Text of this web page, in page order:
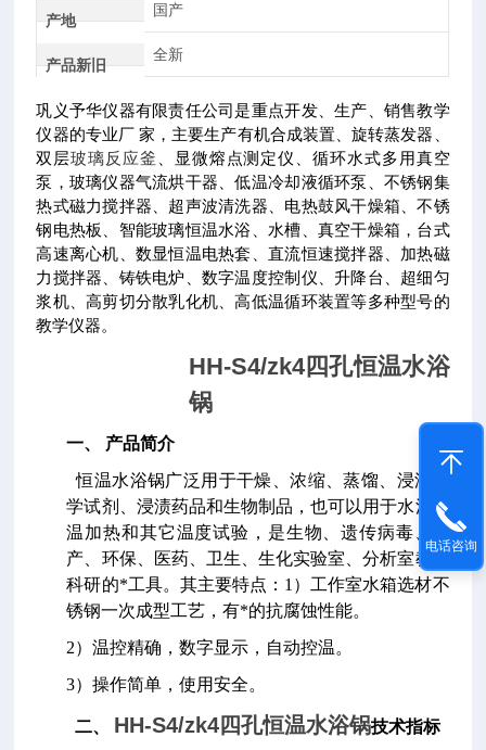
产地
国产
产品新旧
全新
巩义予华仪器有限责任公司是重点开发、生产、销售教学
仪器的专业厂 家，主要生产有机合成装置、旋转蒸发器、
双层玻璃反应釜
、显微熔点测定仪、循环水式多用真空
泵，玻璃仪器气流烘干器、低温冷却液循环泵、不锈钢集
热式磁力搅拌器、超声波清洗器、电热鼓风干燥箱、不锈
钢电热板、智能玻璃恒温水浴、水槽、真空干燥箱，台式
高速离心机、数显恒温电热套、直流恒速搅拌器、加热磁
力搅拌器、铸铁电炉、数字温度控制仪、升降台、超细匀
浆机、高剪切分散乳化机、高低温循环装置等多种型号的
教学仪器。
HH-S4/zk4四孔恒温水浴
锅
一、 产品简介
恒温水浴锅广泛用于干燥、浓缩、蒸馏、浸渍化
学试剂、浸渍药品和生物制品，也可以用于水浴恒
温加热和其它温度试验，是生物、遗传病毒、水
产、环保、医药、卫生、生化实验室、分析室教育
科研的*工具。其主要特点：1）工作室水箱选材不
锈钢一次成型工艺，有*的抗腐蚀性能。
2）温控精确，数字显示，自动控温。
3）操作简单，使用安全。
二、 HH-S4/zk4四孔恒温水浴锅技术指标
电话咨询